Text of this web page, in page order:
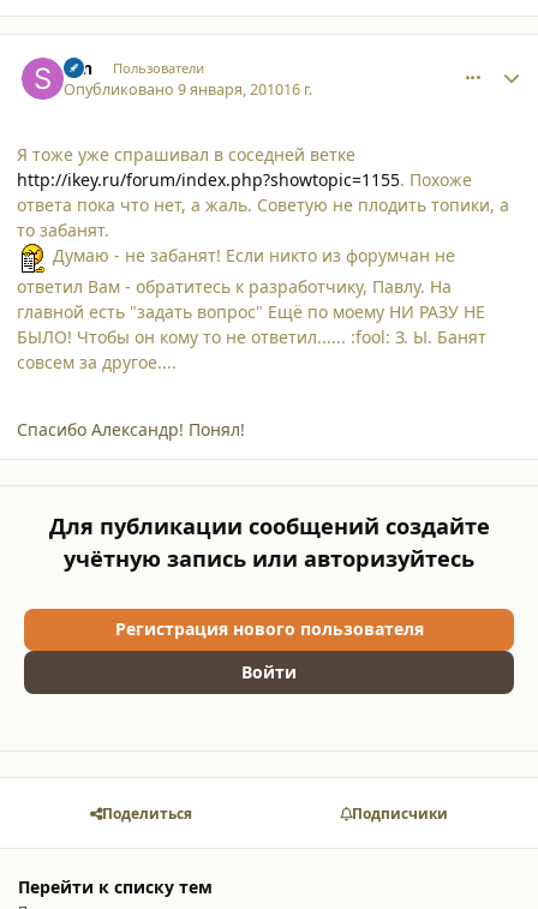
svn Пользователи
Опубликовано9 января, 201016 г.
Я тоже уже спрашивал в соседней ветке
http://ikey.ru/forum/index.php?showtopic=1155. Похоже
ответа пока что нет, а жаль. Советую не плодить топики, а
то забанят.
Думаю - не забанят! Если никто из форумчан не
ответил Вам - обратитесь к разработчику, Павлу. На
главной есть "задать вопрос" Ещё по моему НИ РАЗУ НЕ
БЫЛО! Чтобы он кому то не ответил...... :fool: З. Ы. Банят
совсем за другое....
Спасибо Александр! Понял!
Для публикации сообщений создайте
учётную запись или авторизуйтесь
Регистрация нового пользователя
Войти
Поделиться Подписчики
Перейти к списку тем